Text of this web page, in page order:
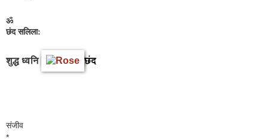
ॐ
छंद सलिला: ​​​
शुद्ध ध्वनि छंद
संजीव
*